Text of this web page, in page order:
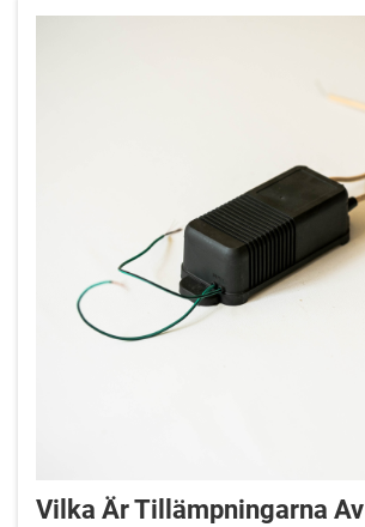
Vilka Är Tillämpningarna Av